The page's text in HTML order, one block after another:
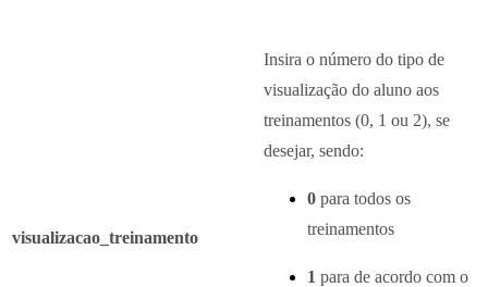
visualizacao_treinamento
Insira o número do tipo de
visualização do aluno aos
treinamentos (0, 1 ou 2), se
desejar, sendo:
0 para todos os
treinamentos
1 para de acordo com o